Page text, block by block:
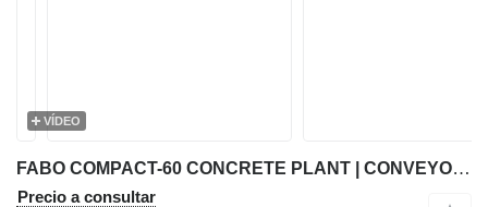
VÍDEO
FABO COMPACT-60 CONCRETE PLANT | CONVEYOR TYPE
Precio a consultar